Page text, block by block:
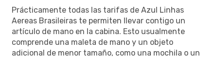
Prácticamente todas las tarifas de Azul Linhas
Aereas Brasileiras te permiten llevar contigo un
artículo de mano en la cabina. Esto usualmente
comprende una maleta de mano y un objeto
adicional de menor tamaño, como una mochila o un